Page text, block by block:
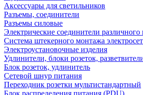
Аксессуары для светильников
Разъемы, соединители
Разъемы силовые
Электрические соединители различного
Система штекерного монтажа
Электроустановочные изделия
Удлинители, блоки розеток,
Блок розеток, удлинитель
Сетевой шнур питания
Переходник розетки мультистандартный
Блок распределения питания (PDU)